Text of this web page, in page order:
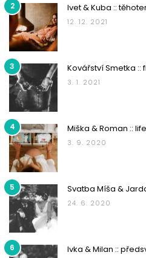
2 Ivet & Kuba ::
12. 12. 2021
3 Kovářství Smetka
3. 1. 2021
4 Miška & Roman ::
3. 9. 2020
5 Svatba Míša &
24. 6. 2020
6 Ivka & Milan ::